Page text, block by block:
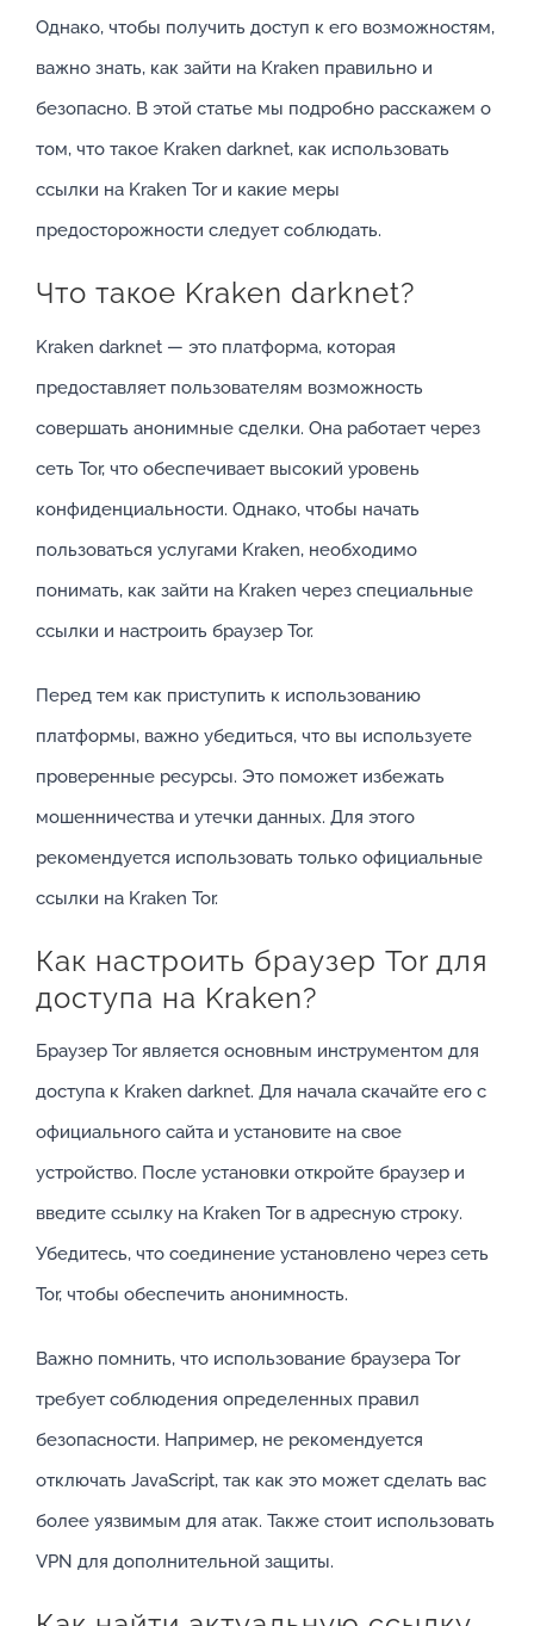
Однако, чтобы получить доступ к его возможностям,
важно знать, как зайти на Kraken правильно и
безопасно. В этой статье мы подробно расскажем о
том, что такое Kraken darknet, как использовать
ссылки на Kraken Tor и какие меры
предосторожности следует соблюдать.
Что такое Kraken darknet?
Kraken darknet — это платформа, которая
предоставляет пользователям возможность
совершать анонимные сделки. Она работает через
сеть Tor, что обеспечивает высокий уровень
конфиденциальности. Однако, чтобы начать
пользоваться услугами Kraken, необходимо
понимать, как зайти на Kraken через специальные
ссылки и настроить браузер Tor.
Перед тем как приступить к использованию
платформы, важно убедиться, что вы используете
проверенные ресурсы. Это поможет избежать
мошенничества и утечки данных. Для этого
рекомендуется использовать только официальные
ссылки на Kraken Tor.
Как настроить браузер Tor для
доступа на Kraken?
Браузер Tor является основным инструментом для
доступа к Kraken darknet. Для начала скачайте его с
официального сайта и установите на свое
устройство. После установки откройте браузер и
введите ссылку на Kraken Tor в адресную строку.
Убедитесь, что соединение установлено через сеть
Tor, чтобы обеспечить анонимность.
Важно помнить, что использование браузера Tor
требует соблюдения определенных правил
безопасности. Например, не рекомендуется
отключать JavaScript, так как это может сделать вас
более уязвимым для атак. Также стоит использовать
VPN для дополнительной защиты.